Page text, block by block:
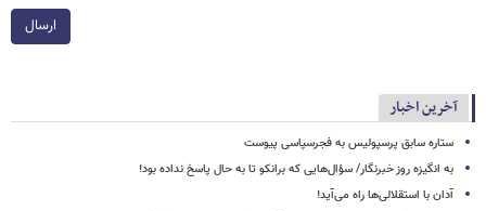
ارسال
آخرین اخبار
ستاره سابق پرسپولیس به فجرسپاسی پیوست
به انگیزه روز خبرنگار/ سؤال‌هایی که برانکو تا به حال پاسخ نداده بود!
آدان با استقلالی‌ها راه می‌آید!